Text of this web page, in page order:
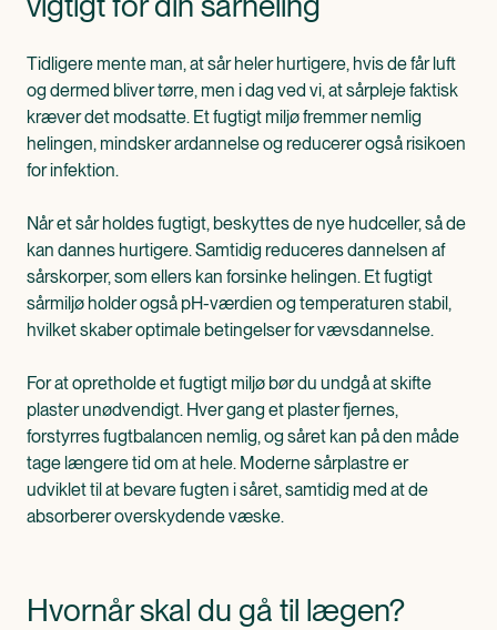
Tidligere mente man, at sår heler hurtigere, hvis de får luft
og dermed bliver tørre, men i dag ved vi, at sårpleje faktisk
kræver det modsatte. Et fugtigt miljø fremmer nemlig
helingen, mindsker ardannelse og reducerer også risikoen
for infektion.
Når et sår holdes fugtigt, beskyttes de nye hudceller, så de
kan dannes hurtigere. Samtidig reduceres dannelsen af
sårskorper, som ellers kan forsinke helingen. Et fugtigt
sårmiljø holder også pH-værdien og temperaturen stabil,
hvilket skaber optimale betingelser for vævsdannelse.
For at opretholde et fugtigt miljø bør du undgå at skifte
plaster unødvendigt. Hver gang et plaster fjernes,
forstyrres fugtbalancen nemlig, og såret kan på den måde
tage længere tid om at hele. Moderne sårplastre er
udviklet til at bevare fugten i såret, samtidig med at de
absorberer overskydende væske.
Hvornår skal du gå til lægen?